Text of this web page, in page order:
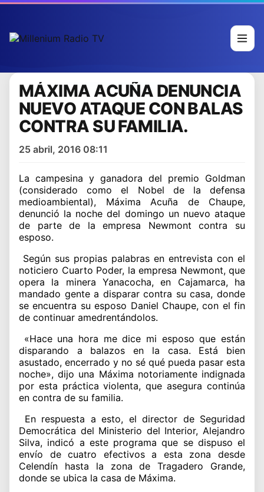
MÁXIMA ACUÑA DENUNCIA
NUEVO ATAQUE CON BALAS
CONTRA SU FAMILIA.
25 abril, 2016 08:11
La campesina y ganadora del premio Goldman
(considerado como el Nobel de la defensa
medioambiental), Máxima Acuña de Chaupe,
denunció la noche del domingo un nuevo ataque
de parte de la empresa Newmont contra su
esposo.
Según sus propias palabras en entrevista con el
noticiero Cuarto Poder, la empresa Newmont, que
opera la minera Yanacocha, en Cajamarca, ha
mandado gente a disparar contra su casa, donde
se encuentra su esposo Daniel Chaupe, con el fin
de continuar amedrentándolos.
«Hace una hora me dice mi esposo que están
disparando a balazos en la casa. Está bien
asustado, encerrado y no sé qué pueda pasar esta
noche», dijo una Máxima notoriamente indignada
por esta práctica violenta, que asegura continúa
en contra de su familia.
En respuesta a esto, el director de Seguridad
Democrática del Ministerio del Interior, Alejandro
Silva, indicó a este programa que se dispuso el
envío de cuatro efectivos a esta zona desde
Celendín hasta la zona de Tragadero Grande,
donde se ubica la casa de Máxima.